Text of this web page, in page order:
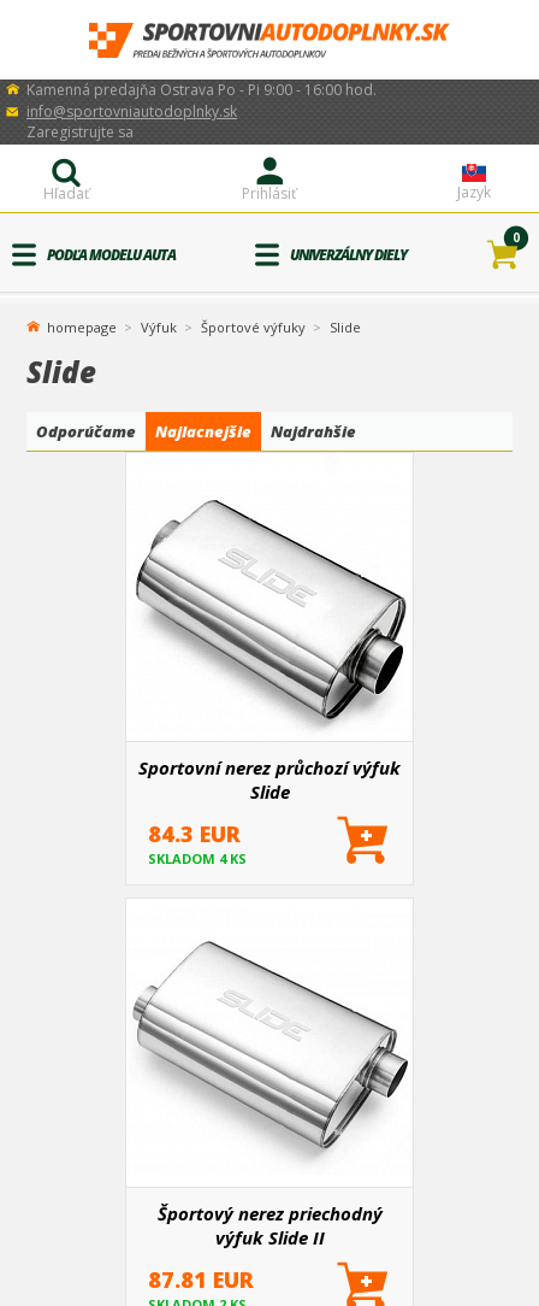
Kamenná predajňa Ostrava Po - Pi 9:00 - 16:00 hod.
info@sportovniautodoplnky.sk
Jazyk
Prihlásiť
Zaregistrujte sa
Hľadať
PODĽA MODELU AUTA UNIVERZÁLNY DIELY
0
homepage Výfuk Športové výfuky Slide
Slide
Odporúčame Najlacnejšie Najdrahšie
Sportovní nerez průchozí výfuk
Slide
84.3 EUR
SKLADOM 4 KS
Športový nerez priechodný
výfuk Slide II
87.81 EUR